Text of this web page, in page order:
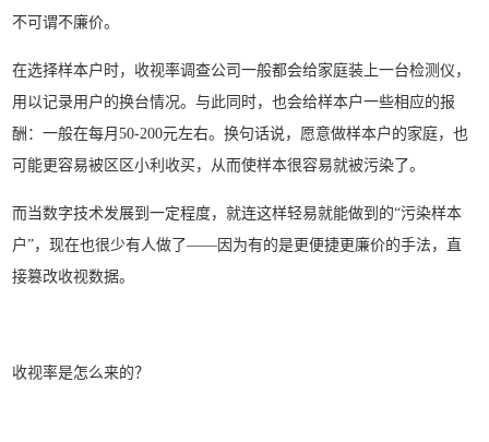
不可谓不廉价。
在选择样本户时，收视率调查公司一般都会给家庭装上一台检测仪，
用以记录用户的换台情况。与此同时，也会给样本户一些相应的报
酬：一般在每月50-200元左右。换句话说，愿意做样本户的家庭，也
可能更容易被区区小利收买，从而使样本很容易就被污染了。
而当数字技术发展到一定程度，就连这样轻易就能做到的“污染样本
户”，现在也很少有人做了——因为有的是更便捷更廉价的手法，直
接篡改收视数据。
收视率是怎么来的？